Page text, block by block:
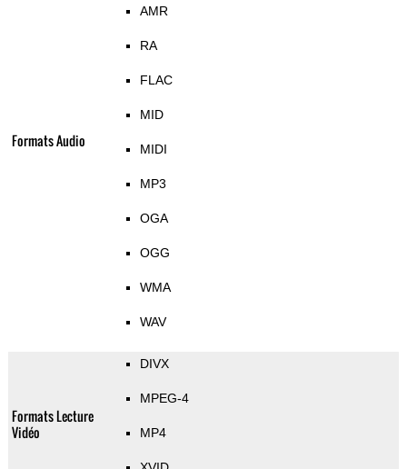
Formats Audio
AMR
RA
FLAC
MID
MIDI
MP3
OGA
OGG
WMA
WAV
Formats Lecture
Vidéo
DIVX
MPEG-4
MP4